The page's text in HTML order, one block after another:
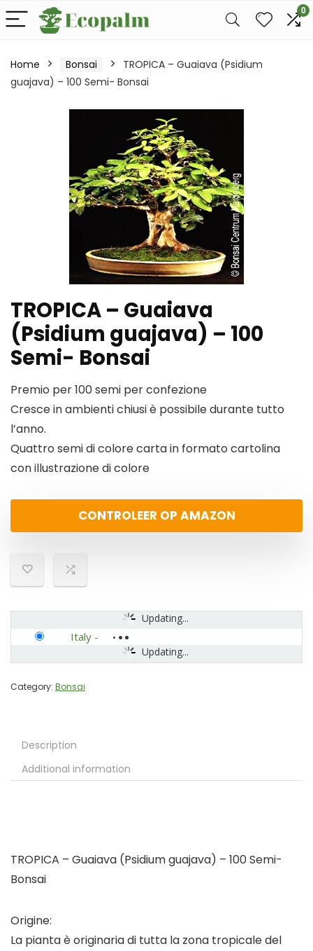
0
Home Bonsai
TROPICA – Guaiava (Psidium
guajava) – 100 Semi- Bonsai
TROPICA – Guaiava
(Psidium guajava) – 100
Semi- Bonsai
Premio per 100 semi per confezione
Cresce in ambienti chiusi è possibile durante tutto
l’anno.
Quattro semi di colore carta in formato cartolina
con illustrazione di colore
CONTROLEER OP AMAZON
Updating...
Updating...
Italy -
Category: Bonsai
Description
Additional information
TROPICA – Guaiava (Psidium guajava) – 100 Semi-
Bonsai
Origine:
La pianta è originaria di tutta la zona tropicale del